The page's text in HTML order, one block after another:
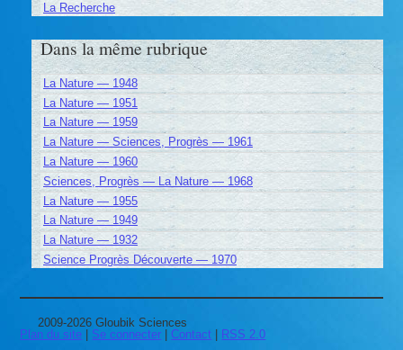
La Recherche
Dans la même rubrique
La Nature — 1948
La Nature — 1951
La Nature — 1959
La Nature — Sciences, Progrès — 1961
La Nature — 1960
Sciences, Progrès — La Nature — 1968
La Nature — 1955
La Nature — 1949
La Nature — 1932
Science Progrès Découverte — 1970
2009-2026 Gloubik Sciences
Plan du site | Se connecter | Contact | RSS 2.0